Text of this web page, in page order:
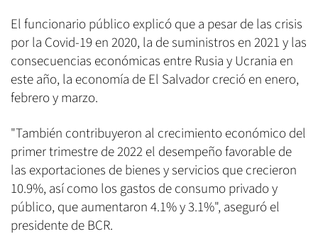
El funcionario público explicó que a pesar de las crisis
por la Covid-19 en 2020, la de suministros en 2021 y las
consecuencias económicas entre Rusia y Ucrania en
este año, la economía de El Salvador creció en enero,
febrero y marzo.
"También contribuyeron al crecimiento económico del
primer trimestre de 2022 el desempeño favorable de
las exportaciones de bienes y servicios que crecieron
10.9%, así como los gastos de consumo privado y
público, que aumentaron 4.1% y 3.1%", aseguró el
presidente de BCR.